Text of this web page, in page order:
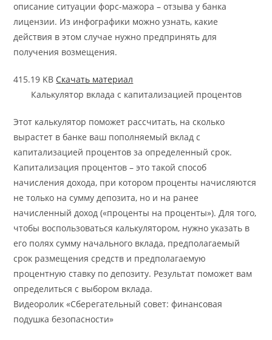
описание ситуации форс-мажора – отзыва у банка
лицензии. Из инфографики можно узнать, какие
действия в этом случае нужно предпринять для
получения возмещения.
415.19 KB Скачать материал
Калькулятор вклада с капитализацией процентов
Этот калькулятор поможет рассчитать, на сколько
вырастет в банке ваш пополняемый вклад с
капитализацией процентов за определенный срок.
Капитализация процентов – это такой способ
начисления дохода, при котором проценты начисляются
не только на сумму депозита, но и на ранее
начисленный доход («проценты на проценты»). Для того,
чтобы воспользоваться калькулятором, нужно указать в
его полях сумму начального вклада, предполагаемый
срок размещения средств и предполагаемую
процентную ставку по депозиту. Результат поможет вам
определиться с выбором вклада.
Видеоролик «Сберегательный совет: финансовая
подушка безопасности»